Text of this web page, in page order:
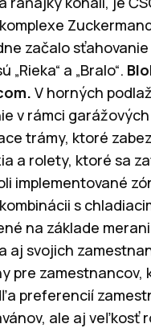
začalo
a „Bralo“.
V horných
v rámci
trámy, ktoré
a rolety, ktoré sa
implementované
s
na základe
aj svojich
pre
preferencií
ale aj veľkosť